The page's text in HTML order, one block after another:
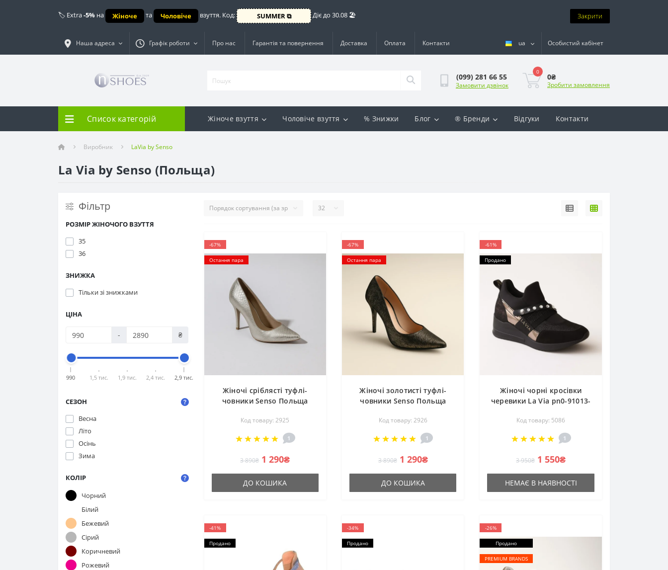
🏷️ Extra-5% на Жіноче та Чоловіче взуття. Код: SUMMER ⧉ Діє до 30.08 🏖️ Закрити
Наша адреса Графік роботи Про нас Гарантія та повернення Доставка Оплата Контакти ua Особистий кабінет
(099) 281 66 55
Замовити дзвінок
0
0₴
Зробити замовлення
Список категорій Жіноче взуття Чоловіче взуття % Знижки Блог ® Бренди Відгуки Контакти
Виробник LaVia by Senso
La Via by Senso (Польща)
Фiльтр
РОЗМІР ЖІНОЧОГО ВЗУТТЯ
35
36
ЗНИЖКА
Тільки зі знижками
ЦІНА
- ₴
990 1,5 тис. 1,9 тис. 2,4 тис. 2,9 тис.
СЕЗОН
Весна
Літо
Осінь
Зима
КОЛІР
Чорний
Білий
Бежевий
Сірий
Коричневий
Рожевий
-67%
Остання пара
Жіночі сріблясті туфлі-
човники Senso Польща
Код товару: 2925
1
3 890₴ 1 290₴
ДО КОШИКА
-67%
Остання пара
Жіночі золотисті туфлі-
човники Senso Польща
Код товару: 2926
1
3 890₴ 1 290₴
ДО КОШИКА
-61%
Продано
Жіночі чорні кросівки
черевики La Via pn0-91013-
натуральної шкіри із
золотистими вставками та
стразами від польського
Код товару: 5086
1
3 950₴ 1 550₴
НЕМАЄ В НАЯВНОСТІ
-41%
Продано
-34%
Продано
-26%
Продано
PREMIUM BRANDS